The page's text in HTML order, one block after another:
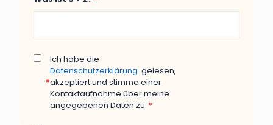
*
Ich habe die
Datenschutzerklärung gelesen,
akzeptiert und stimme einer
Kontaktaufnahme über meine
angegebenen Daten zu. *